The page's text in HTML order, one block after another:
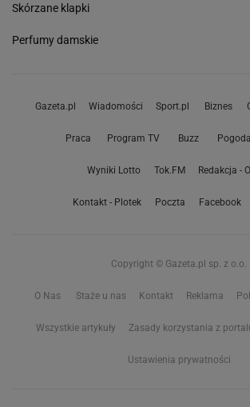
Skórzane klapki
Perfumy damskie
Gazeta.pl Wiadomości Sport.pl Biznes
Praca Program TV Buzz Pogoda
Wyniki Lotto Tok.FM Redakcja -
Kontakt - Plotek Poczta Facebook
Copyright © Gazeta.pl sp. z o.o.
O Nas Staże u nas Kontakt Reklama
Wszystkie artykuły Zasady korzystania z
Ustawienia prywatności